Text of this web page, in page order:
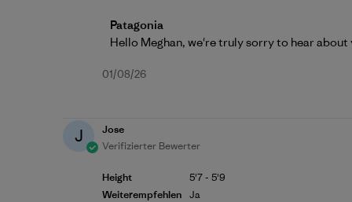
Kommentare des Store-Besitzers zu
Patagonia
Hello Meghan, we're truly sorry to hear
Veröffentlichungsdatum
01/08/26
J
Jose
Verifizierter Bewerter
Height
Weiterempfehlen
5'7 - 5'9
Ja